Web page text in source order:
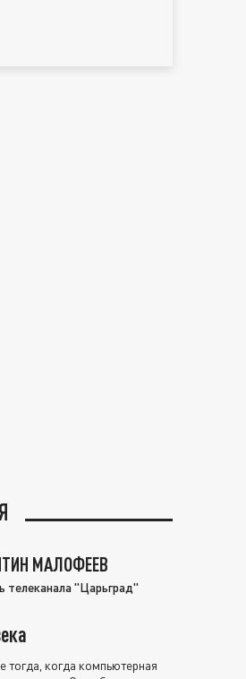
МАЛОФЕЕВ
телеканала "Царьград"
когда компьютерная